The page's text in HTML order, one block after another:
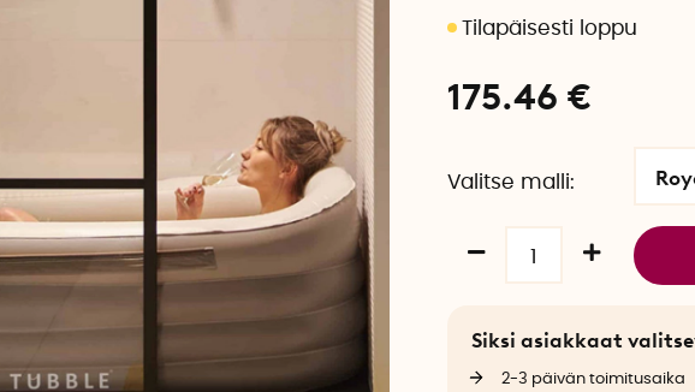
175.46 €
Valitse malli
Siksi asiakkaat
2-3 päivän toimitusaika